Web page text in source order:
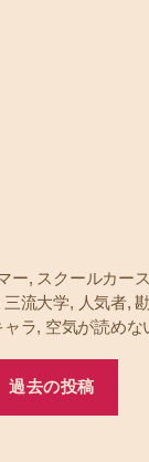
ー, スクールカー
三流大学, 人気者,
ラ, 空気が読めな
過去の投稿